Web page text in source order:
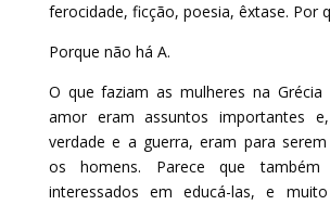
ferocidade, ficção, poesia, êxtase. Por
Porque não há A.
O que faziam as mulheres na Grécia
amor eram assuntos importantes
verdade e a guerra, eram para
os homens. Parece que também
interessados em educá-las, e